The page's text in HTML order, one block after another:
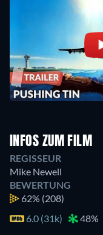
INFOS ZUM FILM
REGISSEUR
Mike Newell
BEWERTUNG
62% (208)
6.0 (31k)
48%